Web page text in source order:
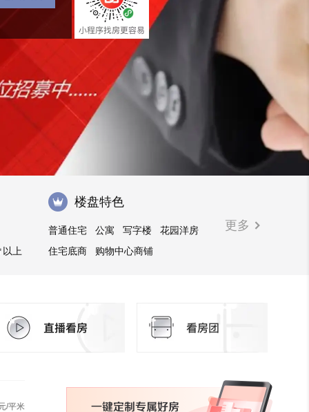
以上
楼盘特色
普通住宅 公寓 写字楼
花园洋房
住宅底商
购物中心商铺
更多
/平米